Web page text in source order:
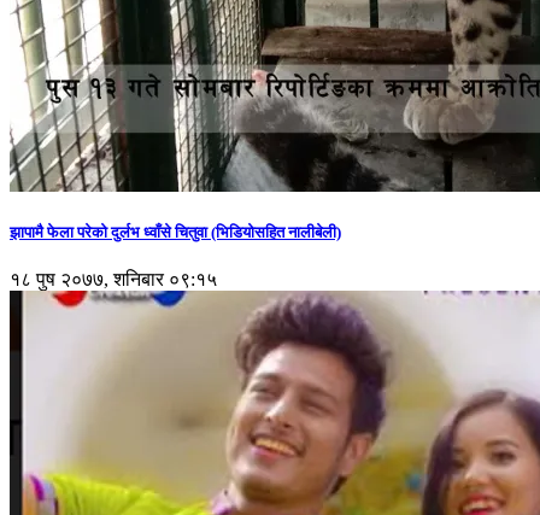
झापामै फेला परेको दुर्लभ ध्वाँसे चितुवा (भिडियोसहित नालीबेली)
१८ पुष २०७७, शनिबार ०९:१५